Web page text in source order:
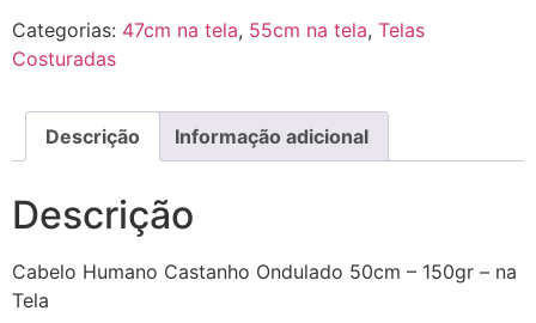
Categorias: 47cm na tela, 55cm na tela, Telas
Costuradas
Descrição Informação adicional
Descrição
Cabelo Humano Castanho Ondulado 50cm – 150gr – na
Tela